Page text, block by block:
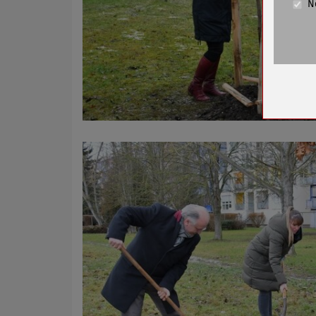
Cookie
Name
Anbieter
Zweck
Cookie
Cookie